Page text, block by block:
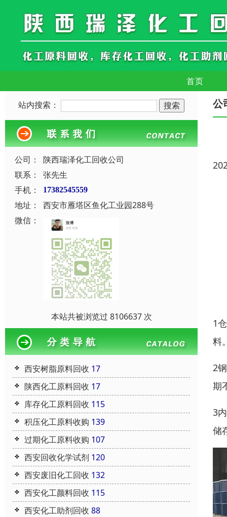
首页
站内搜索：
公司：
陕西瑞泽化工回收公司
联系：
张先生
手机：
17382545559
地址：
西安市雁塔区鱼化工业园288号
微信：
本站共被浏览过 8106637 次
西安树脂原料回收 17
陕西化工原料回收 17
库存化工原料回收 115
积压化工原料收购 139
过期化工原料收购 107
西安回收化学试剂 120
西安废旧化工回收 132
西安化工颜料回收 115
西安化工助剂回收 88
公
1
料
2
期
3
储